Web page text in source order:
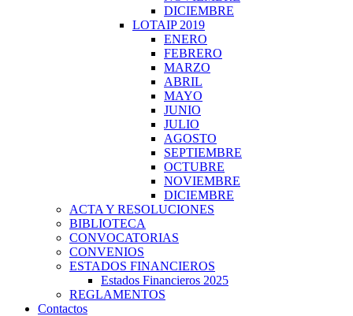
DICIEMBRE
LOTAIP 2019
ENERO
FEBRERO
MARZO
ABRIL
MAYO
JUNIO
JULIO
AGOSTO
SEPTIEMBRE
OCTUBRE
NOVIEMBRE
DICIEMBRE
ACTA Y RESOLUCIONES
BIBLIOTECA
CONVOCATORIAS
CONVENIOS
ESTADOS FINANCIEROS
Estados Financieros 2025
REGLAMENTOS
Contactos